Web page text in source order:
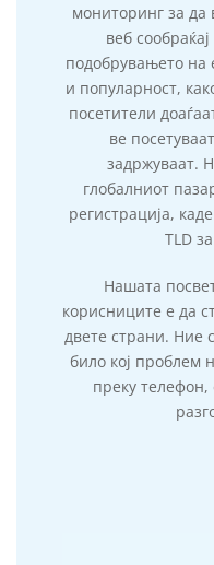
мониторинг за
веб
подобрувањето на
и популарност,
посетители
ве
задржуваат.
глобалниот
регистрација,
TLD
Нашата
корисниците е да
двете страни. Ние
било кој проблем
преку